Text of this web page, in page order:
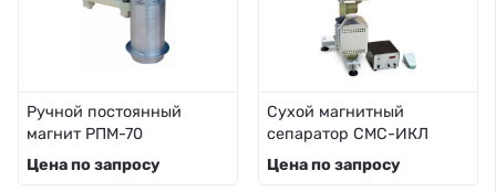
Ручной постоянный
магнит РПМ-70
Цена по запросу
Сухой магнитный
сепаратор СМС-ИКЛ
Цена по запросу